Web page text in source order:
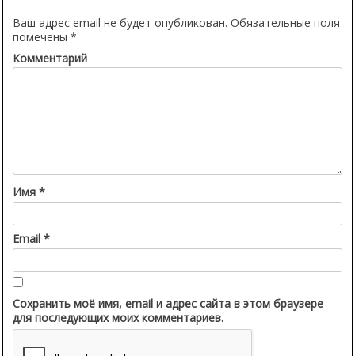
Ваш адрес email не будет опубликован. Обязательные поля
помечены *
Комментарий
Имя *
Email *
Сохранить моё имя, email и адрес сайта в этом браузере
для последующих моих комментариев.